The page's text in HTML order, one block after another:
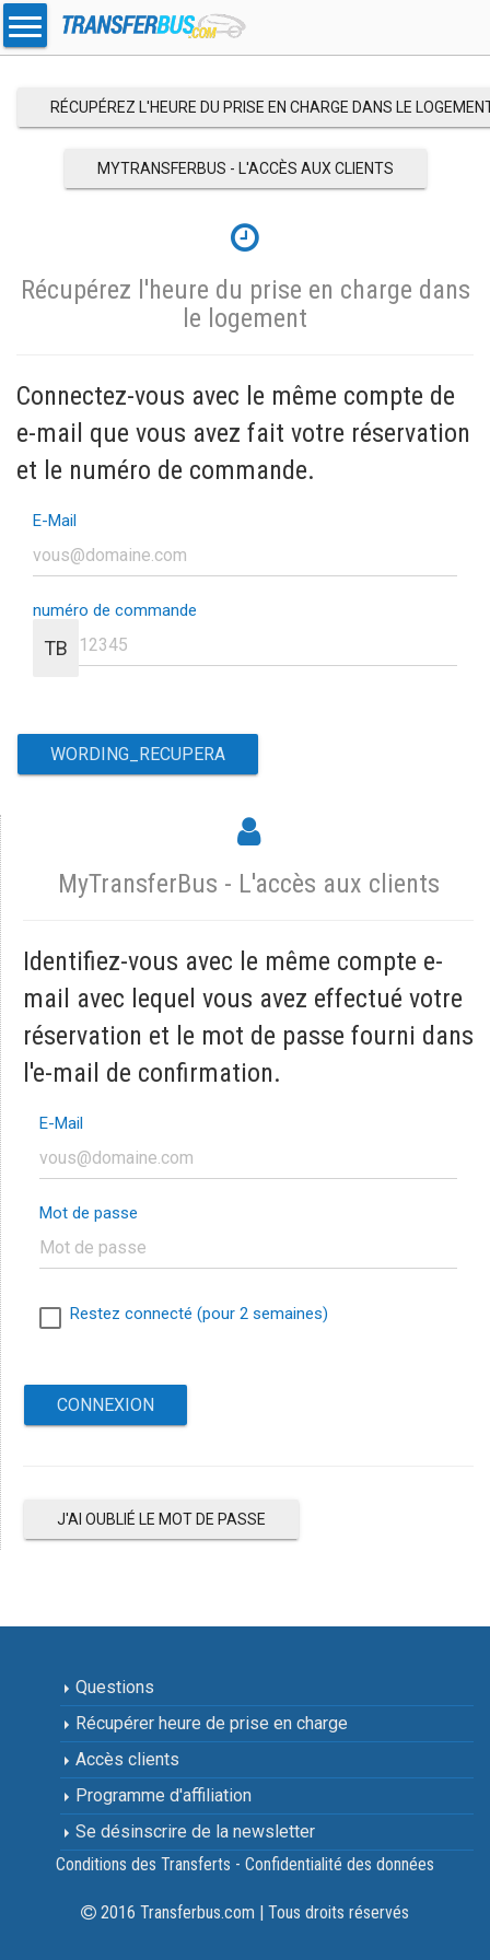
RÉCUPÉREZ L'HEURE DU PRISE EN CHARGE DANS LE
MYTRANSFERBUS - L'ACCÈS AUX CLIENTS
Récupérez l'heure du prise en charge dans
le logement
Connectez-vous avec le même compte de
e-mail que vous avez fait votre réservation
et le numéro de commande.
E-Mail
numéro de commande
TB
MyTransferBus - L'accès aux clients
Identifiez-vous avec le même compte e-
mail avec lequel vous avez effectué votre
réservation et le mot de passe fourni dans
l'e-mail de confirmation.
E-Mail
Mot de passe
Restez connecté (pour 2 semaines)
J'AI OUBLIÉ LE MOT DE PASSE
Questions
Récupérer heure de prise en charge
Accès clients
Programme d'affiliation
Se désinscrire de la newsletter
Conditions des Transferts - Confidentialité des données
2016 Transferbus.com | Tous droits réservés